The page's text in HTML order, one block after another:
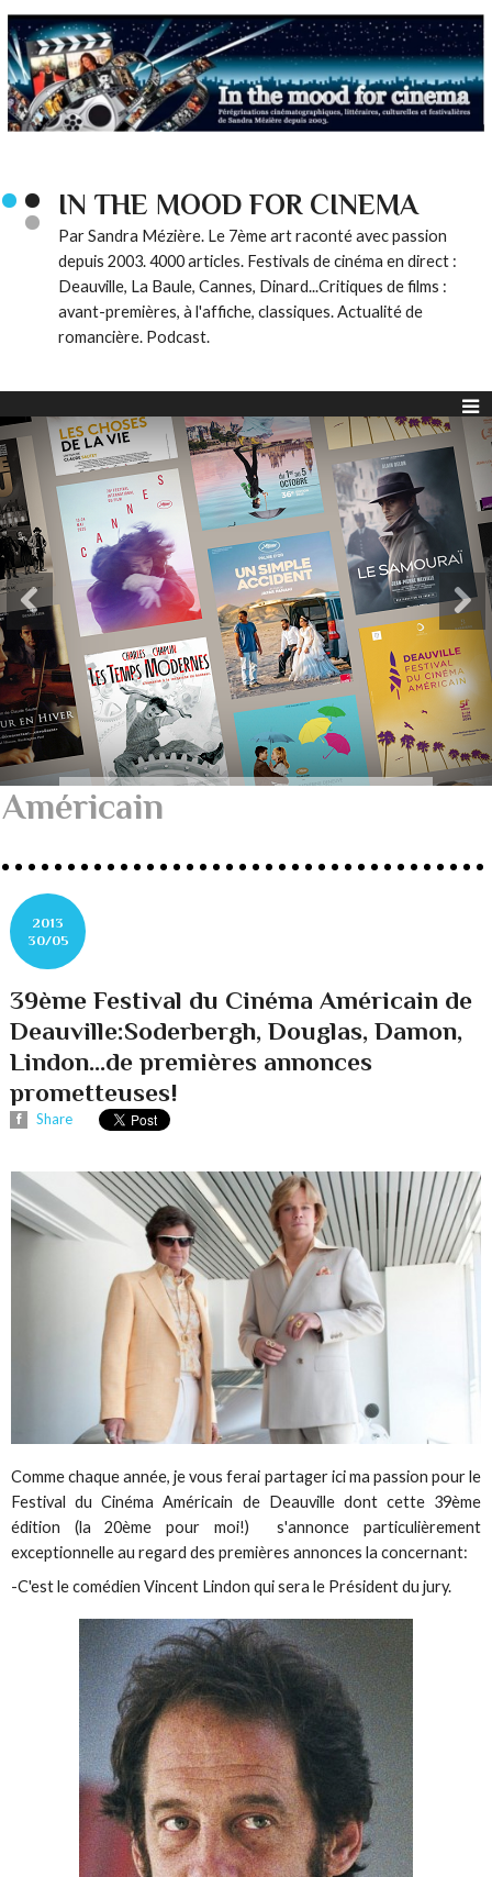
IN THE MOOD FOR CINEMA
Par Sandra Mézière. Le 7ème art raconté avec passion
depuis 2003. 4000 articles. Festivals de cinéma en direct :
Deauville, La Baule, Cannes, Dinard...Critiques de films :
avant-premières, à l'affiche, classiques. Actualité de
romancière. Podcast.
Américain
2013
30/05
39ème Festival du Cinéma Américain de
Deauville:Soderbergh, Douglas, Damon,
Lindon...de premières annonces
prometteuses!
Share
Comme chaque année, je vous ferai partager ici ma passion pour le
Festival du Cinéma Américain de Deauville dont cette 39ème
édition (la 20ème pour moi!) s'annonce particulièrement
exceptionnelle au regard des premières annonces la concernant:
-C'est le comédien Vincent Lindon qui sera le Président du jury.